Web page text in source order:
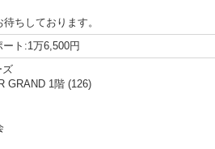
ちしております。
ト:1万6,500円
ズ
GRAND 1階 (126)